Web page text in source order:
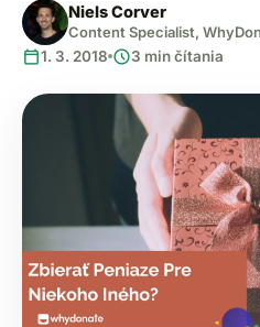
Niels Corver
Content Specialist,
calendar_today1. 3. 2018 schedule3 min čítania